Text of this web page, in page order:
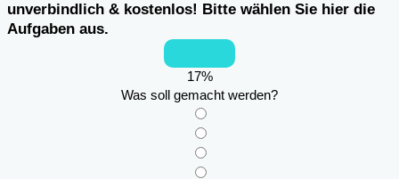
unverbindlich & kostenlos! Bitte wählen Sie hier die
Aufgaben aus.
17%
Was soll gemacht werden?